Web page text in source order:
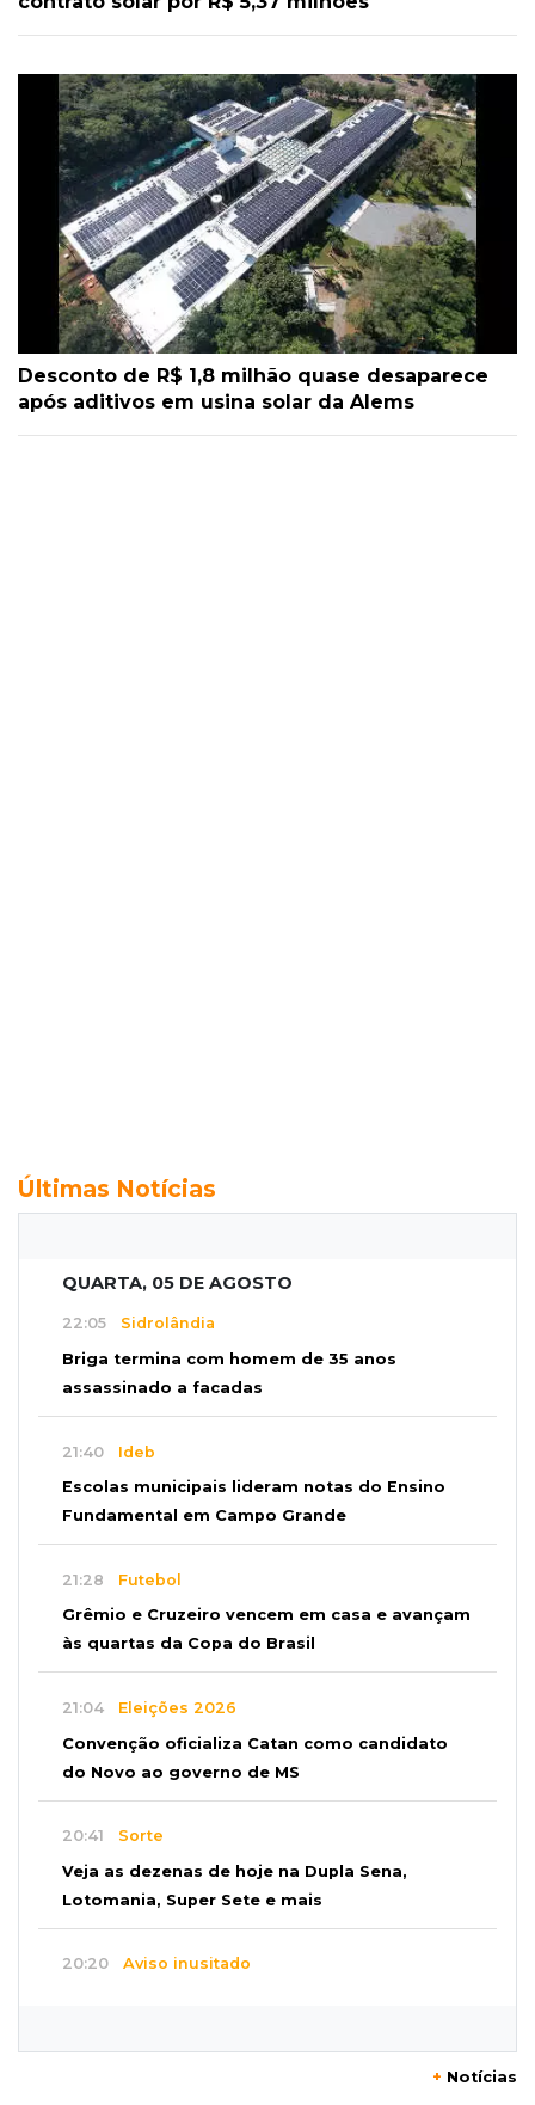
Desconto de R$ 1,8 milhão quase desaparece
após aditivos em usina solar da Alems
Últimas Notícias
QUARTA, 05 DE AGOSTO
22:05 Sidrolândia
Briga termina com homem de 35 anos
assassinado a facadas
21:40 Ideb
Escolas municipais lideram notas do Ensino
Fundamental em Campo Grande
21:28 Futebol
Grêmio e Cruzeiro vencem em casa e avançam
às quartas da Copa do Brasil
21:04 Eleições 2026
Convenção oficializa Catan como candidato
do Novo ao governo de MS
20:41 Sorte
Veja as dezenas de hoje na Dupla Sena,
Lotomania, Super Sete e mais
20:20 Aviso inusitado
+ Notícias